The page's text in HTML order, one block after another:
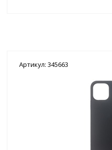
Артикул: 345663